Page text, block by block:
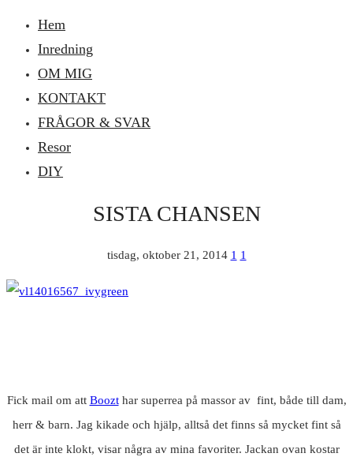
Hem
Inredning
OM MIG
KONTAKT
FRÅGOR & SVAR
Resor
DIY
SISTA CHANSEN
tisdag, oktober 21, 2014 1 1
Fick mail om att Boozthar superrea på massor av fint, både till dam,
herr & barn. Jag kikade och hjälp, alltså det finns så mycket fint så
det är inte klokt, visar några av mina favoriter. Jackan ovan kostar